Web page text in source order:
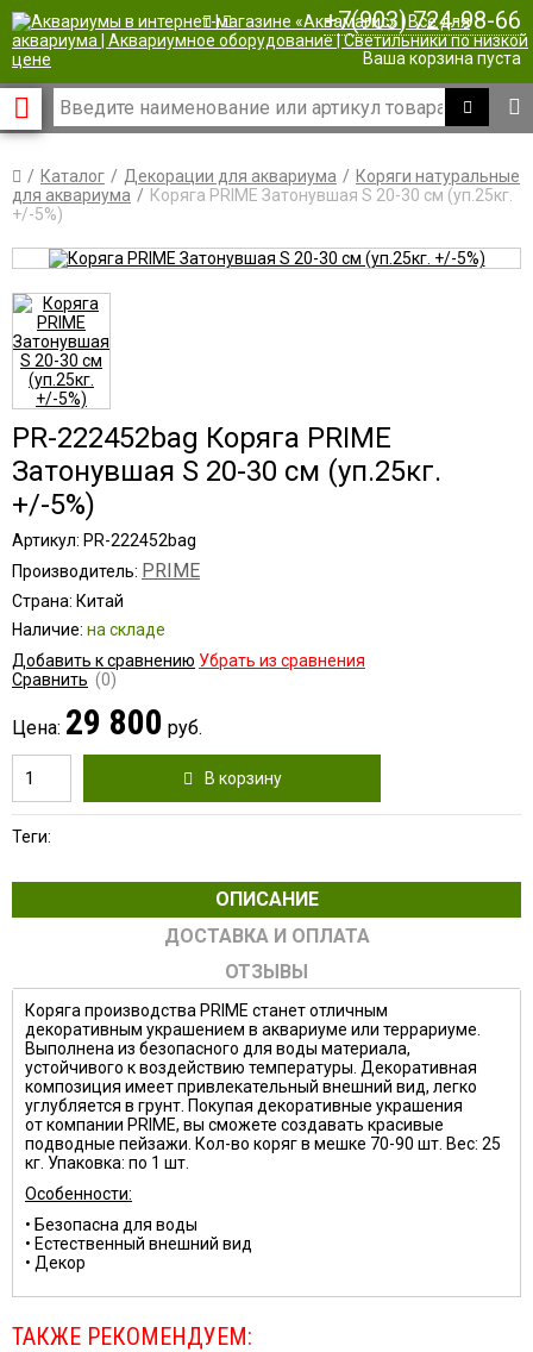
| +7(903) 724-98-66
Ваша корзина пуста
Каталог Декорации для аквариума
Коряги натуральные
для аквариума
Коряга PRIME Затонувшая S 20-30 см (уп.25кг.
+/-5%)
PR-222452bag Коряга PRIME
Затонувшая S 20-30 см (уп.25кг.
+/-5%)
Артикул: PR-222452bag
Производитель: PRIME
Страна: Китай
Наличие: на складе
Добавить к сравнению Убрать из сравнения
Сравнить (0)
Цена: 29 800 руб.
В корзину
Теги:
ОПИСАНИЕ
ДОСТАВКА И ОПЛАТА
ОТЗЫВЫ
Коряга производства PRIME станет отличным
декоративным украшением в аквариуме или террариуме.
Выполнена из безопасного для воды материала,
устойчивого к воздействию температуры. Декоративная
композиция имеет привлекательный внешний вид, легко
углубляется в грунт. Покупая декоративные украшения
от компании PRIME, вы сможете создавать красивые
подводные пейзажи. Кол-во коряг в мешке 70-90 шт. Вес: 25
кг. Упаковка: по 1 шт.
Особенности:
• Безопасна для воды
• Естественный внешний вид
• Декор
ТАКЖЕ РЕКОМЕНДУЕМ: